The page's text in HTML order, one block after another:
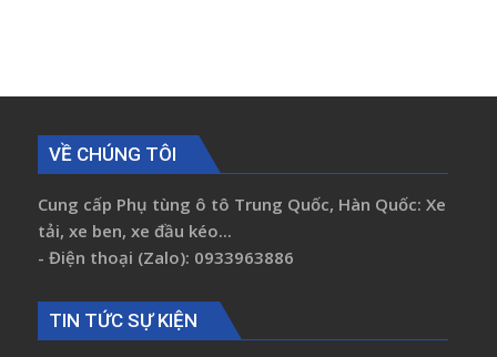
VỀ CHÚNG TÔI
Cung cấp Phụ tùng ô tô Trung Quốc, Hàn Quốc: Xe
tải, xe ben, xe đầu kéo...
- Điện thoại (Zalo): 0933963886
TIN TỨC SỰ KIỆN